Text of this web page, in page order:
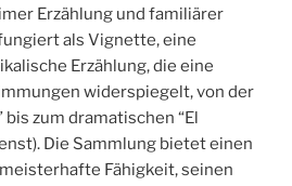
Erzählung und familiärer
als Vignette, eine
Erzählung, die eine
widerspiegelt, von der
zum dramatischen “El
Die Sammlung bietet einen
meisterhafte Fähigkeit, seinen